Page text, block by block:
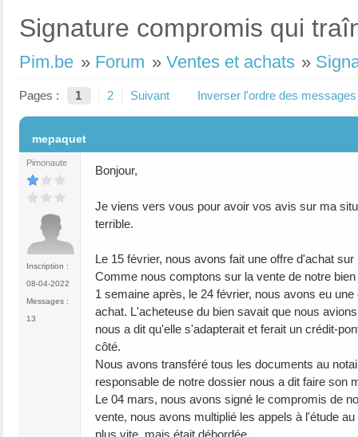
Signature compromis qui
Pim.be » Forum » Ventes et achats »
Pages : 1 2 Suivant Inverser l'ordre des messages
mepaquet
Pimonaute
Inscription :
08-04-2022
Messages :
13
Bonjour,
Je viens vers vous pour avoir vos avis sur ma
terrible.
Le 15 février, nous avons fait une offre d'achat
Comme nous comptons sur la vente de notre
1 semaine après, le 24 février, nous avons eu
achat. L'acheteuse du bien savait que nous
nous a dit qu'elle s'adapterait et ferait un crédit-
côté.
Nous avons transféré tous les documents au
responsable de notre dossier nous a dit faire son
Le 04 mars, nous avons signé le compromis de
vente, nous avons multiplié les appels à l'étude
plus vite, mais était débordée...